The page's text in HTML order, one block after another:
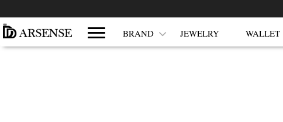
쇼핑몰 카테고리 BRAND JEWELRY WALLET